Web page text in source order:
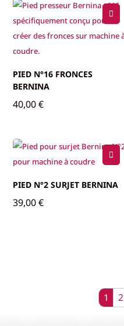
PIED N°16 FRONCES
BERNINA
40,00€
PIED N°2 SURJET BERNINA
39,00€
1 2